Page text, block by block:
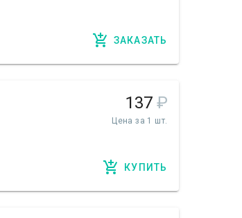
ЗАКАЗАТЬ
137 ₽
Цена за 1 шт.
КУПИТЬ